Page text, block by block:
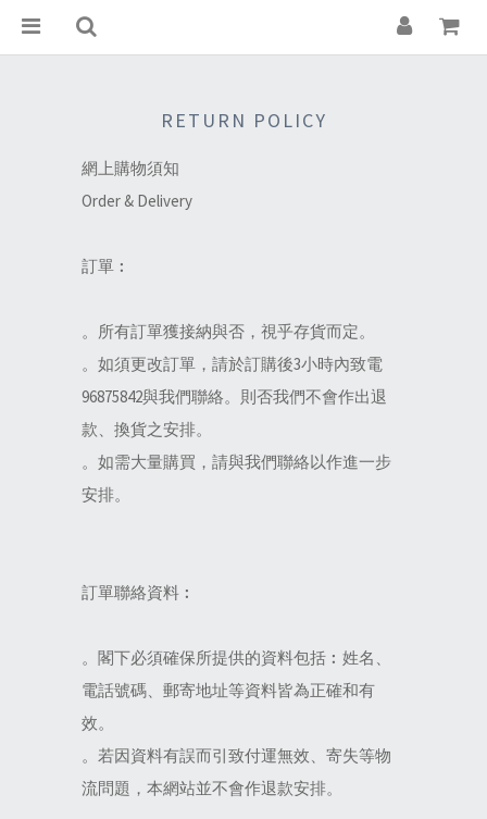
RETURN POLICY
網上購物須知
Order & Delivery
訂單︰
。所有訂單獲接納與否，視乎存貨而定。
。如須更改訂單，請於訂購後3小時內致電
96875842與我們聯絡。則否我們不會作出退
款、換貨之安排。
。如需大量購買，請與我們聯絡以作進一步
安排。
訂單聯絡資料︰
。閣下必須確保所提供的資料包括︰姓名、
電話號碼、郵寄地址等資料皆為正確和有
效。
。若因資料有誤而引致付運無效、寄失等物
流問題，本網站並不會作退款安排。